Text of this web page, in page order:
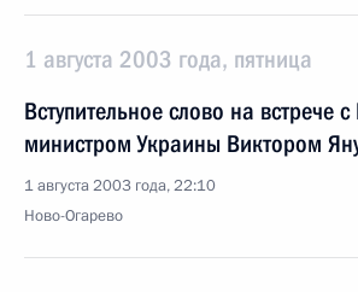
1 августа 2003 года, пятница
Вступительное слово на встрече
министром Украины Виктором
1 августа 2003 года, 22:10
Ново-Огарево